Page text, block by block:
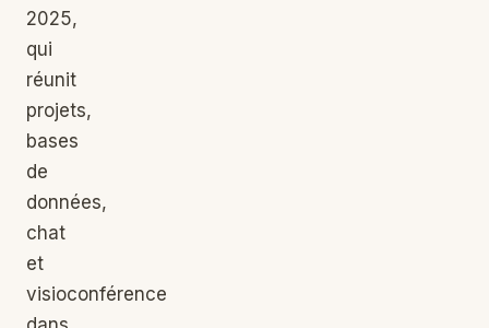
2025,
qui
réunit
projets,
bases
de
données,
chat
et
visioconférence